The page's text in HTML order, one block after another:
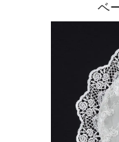
商
ベ